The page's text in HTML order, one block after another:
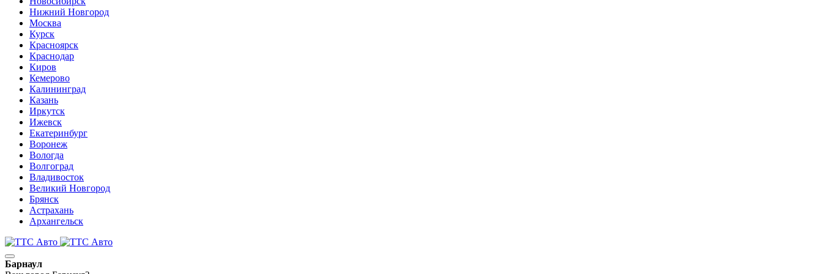
Нижний Новгород
Москва
Курск
Красноярск
Краснодар
Киров
Кемерово
Калининград
Казань
Иркутск
Ижевск
Екатеринбург
Воронеж
Вологда
Волгоград
Владивосток
Великий Новгород
Брянск
Астрахань
Архангельск
Барнаул